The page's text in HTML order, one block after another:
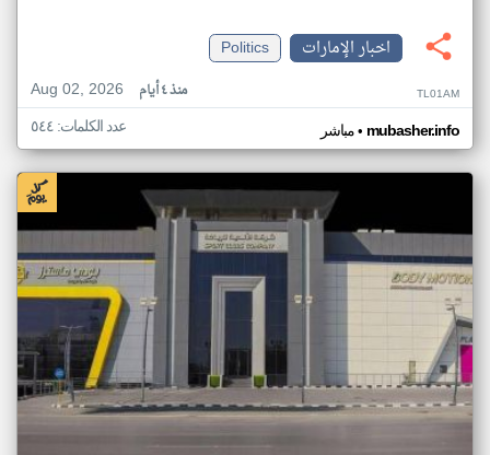
اخبار الإمارات
Politics
Aug 02, 2026
منذ ٤ أيام TL01AM
مباشر• mubasher.info عدد الكلمات: ٥٤٤